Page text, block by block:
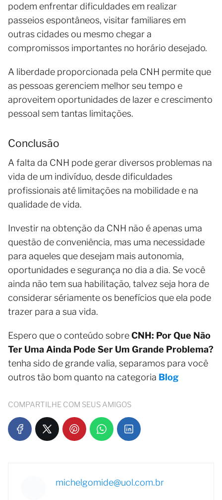
podem enfrentar dificuldades em realizar
passeios espontâneos, visitar familiares em
outras cidades ou mesmo chegar a
compromissos importantes no horário desejado.
A liberdade proporcionada pela CNH permite que
as pessoas gerenciem melhor seu tempo e
aproveitem oportunidades de lazer e crescimento
pessoal sem tantas limitações.
Conclusão
A falta da CNH pode gerar diversos problemas na
vida de um indivíduo, desde dificuldades
profissionais até limitações na mobilidade e na
qualidade de vida.
Investir na obtenção da CNH não é apenas uma
questão de conveniência, mas uma necessidade
para aqueles que desejam mais autonomia,
oportunidades e segurança no dia a dia. Se você
ainda não tem sua habilitação, talvez seja hora de
considerar sériamente os benefícios que ela pode
trazer para a sua vida.
Espero que o conteúdo sobreCNH: Por Que Não
Ter Uma Ainda Pode Ser Um Grande Problema?
tenha sido de grande valia, separamos para você
outros tão bom quanto na categoria Blog
COMPARTILHE COM SEUS AMIGOS
michelgomide@uol.com.br